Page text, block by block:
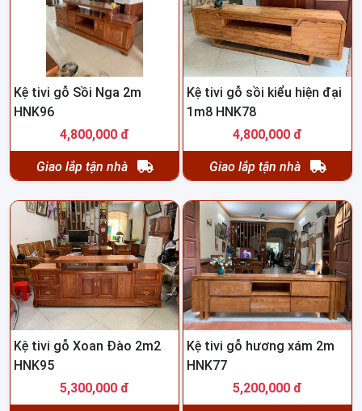
Kệ tivi gỗ Sồi Nga 2m
HNK96
4,800,000 đ
Giao lắp tận nhà
Kệ tivi gỗ sồi kiểu hiện đại
1m8 HNK78
4,800,000 đ
Giao lắp tận nhà
Kệ tivi gỗ Xoan Đào 2m2
HNK95
5,300,000 đ
Kệ tivi gỗ hương xám 2m
HNK77
5,200,000 đ